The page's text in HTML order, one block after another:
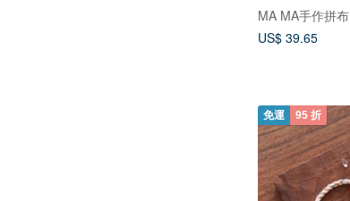
MA MA手作拼布
US$ 39.65
免運 95 折